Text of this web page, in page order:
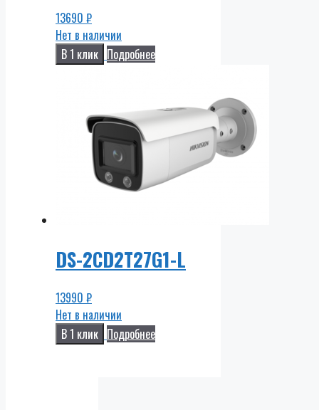
13690 ₽
Нет в наличии
В 1 клик Подробнее
DS-2CD2T27G1-L
13990 ₽
Нет в наличии
В 1 клик Подробнее